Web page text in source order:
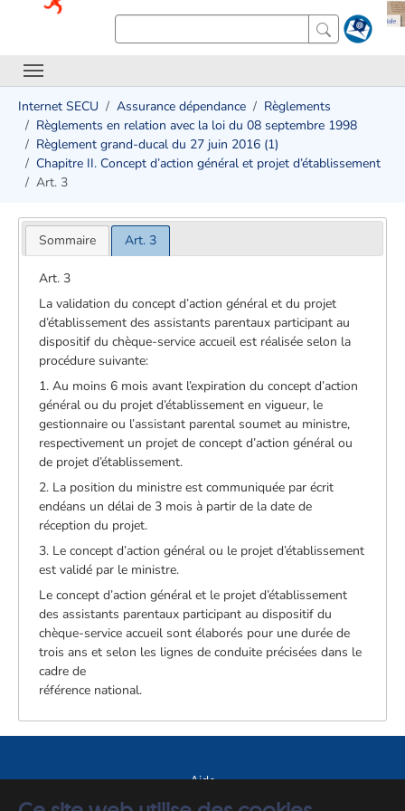
Internet SECU Assurance dépendance
Règlements
Règlements en relation avec la loi du 08 septembre 1998
Règlement grand-ducal du 27 juin 2016 (1)
Chapitre II. Concept d’action général et projet d’établissement
Art. 3
Sommaire Art. 3
Art. 3
La validation du concept d’action général et du projet
d’établissement des assistants parentaux participant au
dispositif du chèque-service accueil est réalisée selon la
procédure suivante:
1. Au moins 6 mois avant l’expiration du concept d’action
général ou du projet d’établissement en vigueur, le
gestionnaire ou l’assistant parental soumet au ministre,
respectivement un projet de concept d’action général ou
de projet d’établissement.
2. La position du ministre est communiquée par écrit
endéans un délai de 3 mois à partir de la date de
réception du projet.
3. Le concept d’action général ou le projet d’établissement
est validé par le ministre.
Le concept d’action général et le projet d’établissement
des assistants parentaux participant au dispositif du
chèque-service accueil sont élaborés pour une durée de
trois ans et selon les lignes de conduite précisées dans le
cadre de
référence national.
Aide
A propos du site